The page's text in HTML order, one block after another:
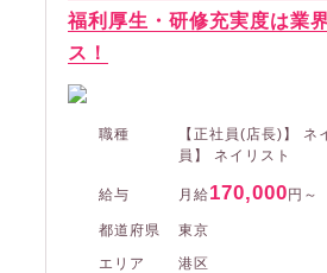
福利厚生・研修充実度は業
ス！
職種
【正社員(店長)】 ネ
員】 ネイリスト
給与 月給170,000円～
都道府県
東京
エリア
港区